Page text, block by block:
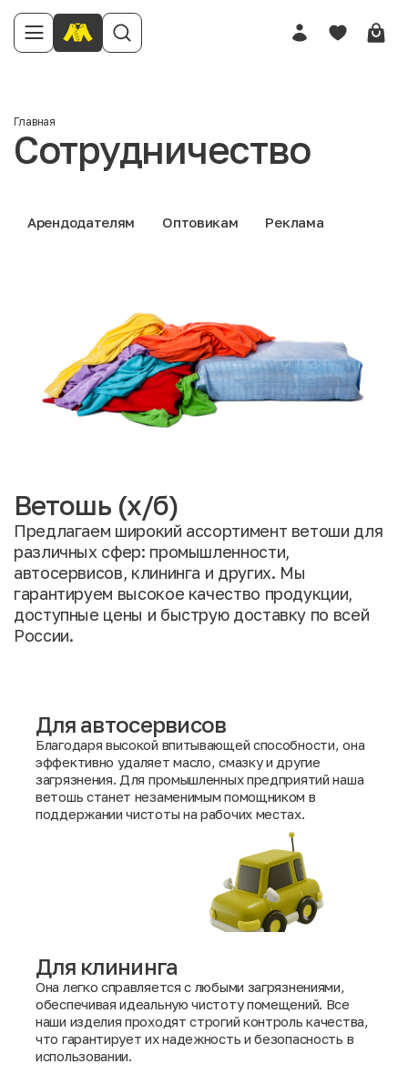
Главная
Сотрудничество
Арендодателям Оптовикам Реклама
Ветошь (х/б)
Предлагаем широкий ассортимент ветоши для
различных сфер: промышленности,
автосервисов, клининга и других. Мы
гарантируем высокое качество продукции,
доступные цены и быструю доставку по всей
России.
Для автосервисов
Благодаря высокой впитывающей способности, она
эффективно удаляет масло, смазку и другие
загрязнения. Для промышленных предприятий наша
ветошь станет незаменимым помощником в
поддержании чистоты на рабочих местах.
Для клининга
Она легко справляется с любыми загрязнениями,
обеспечивая идеальную чистоту помещений. Все
наши изделия проходят строгий контроль качества,
что гарантирует их надежность и безопасность в
использовании.